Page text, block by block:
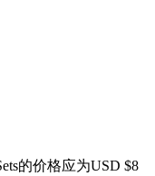
的价格应为USD $8